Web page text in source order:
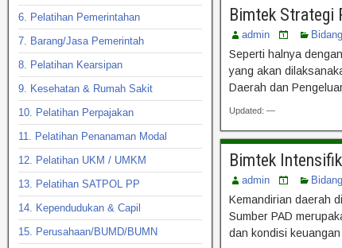
Bimtek Strategi
admin
Seperti halnya
yang akan
Daerah dan
Updated: —
Bimtek
admin
Kemandirian daerah
Sumber PAD
dan kondisi
6. Pelatihan Pemerintahan
7. Barang/Jasa Pemerintah
8. Pelatihan Kearsipan
9. Kesehatan & Rumah Sakit
10. Pelatihan Perpajakan
11. Pelatihan Penanaman Modal
12. Pelatihan UKM / UMKM
13. Pelatihan SATPOL PP
14. Kependudukan & Capil
15. Perusahaan/BUMD/BUMN